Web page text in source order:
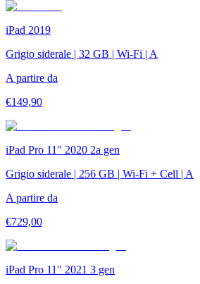
iPad 2019
Grigio siderale | 32 GB | Wi-Fi | A
A partire da
€149,90
iPad Pro 11" 2020 2a gen
Grigio siderale | 256 GB | Wi-Fi + Cell | A
A partire da
€729,00
iPad Pro 11" 2021 3 gen